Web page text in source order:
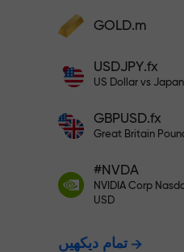
فنڈز جمع کریں اور اپنے ڈپازٹ سے 1,000 گنا بڑا
ہوگا، اتنا
ضرب ہوگا۔کے
X1000 تک کا بونس — مارکیٹ میں
GOLD.m
USDJPY.fx
US Dollar vs
GBPUSD.fx
Great Britain
#NVDA
NVIDIA Corp
USD
تمام دیکھیں